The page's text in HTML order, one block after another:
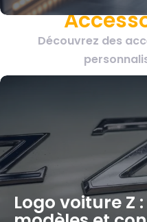
Découvrez des
Logo voiture Z